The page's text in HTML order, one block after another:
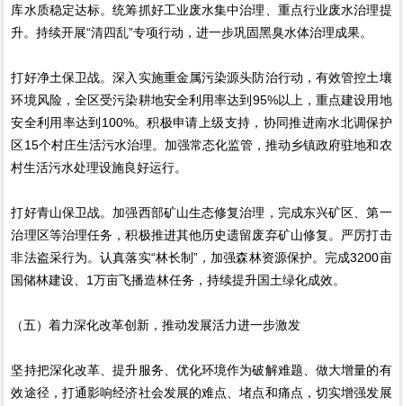
库水质稳定达标。统筹抓好工业废水集中治理、重点行业废水治理提
升。持续开展“清四乱”专项行动，进一步巩固黑臭水体治理成果。
打好净土保卫战。深入实施重金属污染源头防治行动，有效管控土壤
环境风险，全区受污染耕地安全利用率达到95%以上，重点建设用地
安全利用率达到100%。积极申请上级支持，协同推进南水北调保护
区15个村庄生活污水治理。加强常态化监管，推动乡镇政府驻地和农
村生活污水处理设施良好运行。
打好青山保卫战。加强西部矿山生态修复治理，完成东兴矿区、第一
治理区等治理任务，积极推进其他历史遗留废弃矿山修复。严厉打击
非法盗采行为。认真落实“林长制”，加强森林资源保护。完成3200亩
国储林建设、1万亩飞播造林任务，持续提升国土绿化成效。
（五）着力深化改革创新，推动发展活力进一步激发
坚持把深化改革、提升服务、优化环境作为破解难题、做大增量的有
效途径，打通影响经济社会发展的难点、堵点和痛点，切实增强发展